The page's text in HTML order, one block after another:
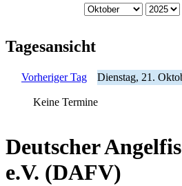
Tagesansicht
Vorheriger Tag Dienstag, 21.
Keine Termine
Deutscher
e.V. (DAFV)